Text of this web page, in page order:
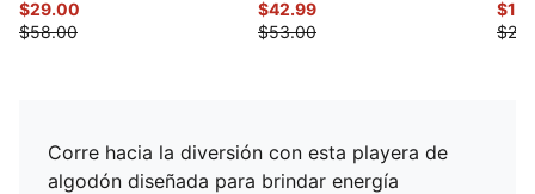
$29.00
$58.00
$42.99
$53.00
Corre hacia la diversión con esta playera de
algodón diseñada para brindar energía